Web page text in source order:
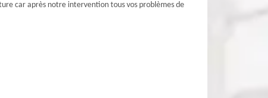
car après notre intervention tous vos problèmes de